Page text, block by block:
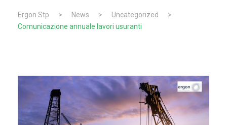
Ergon Stp > News > Uncategorized
>
Comunicazione annuale lavori usuranti